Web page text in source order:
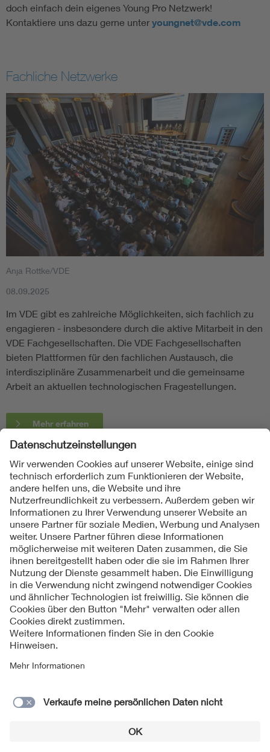
doch einfach dein eigenes Young Pro Netzwerk!
Kontaktiere uns dazu gerne unteryoungnet@vde.com
Fachliche Netzwerke
Anja Rottke/VDE
08.09.2025
Im VDE gibt es zahlreiche Möglichkeiten, sich fachlich zu
engagieren - insbesondere durch die aktive Mitarbeit in den
VDE Fachgesellschaften. Die VDE Fachgesellschaften
bieten Plattformen für den fachlichen Austausch, die
interdisziplinäre Zusammenarbeit und die gemeinsame
Arbeit an aktuellen technologischen Fragestellungen.
Mehr erfahren
Folgen Sie uns
Kontakte
Service
Impressum
Datenschutzinformationen
Cookie Hinweise
Lieferantenportal
© 2026 VDE Verband der Elektrotechnik Elektronik